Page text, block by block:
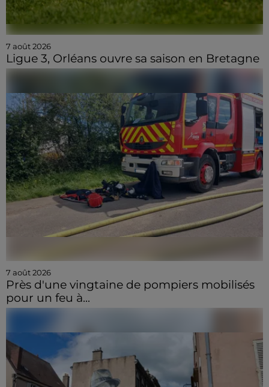
7 août 2026
Ligue 3, Orléans ouvre sa saison en Bretagne
7 août 2026
Près d'une vingtaine de pompiers mobilisés
pour un feu à...